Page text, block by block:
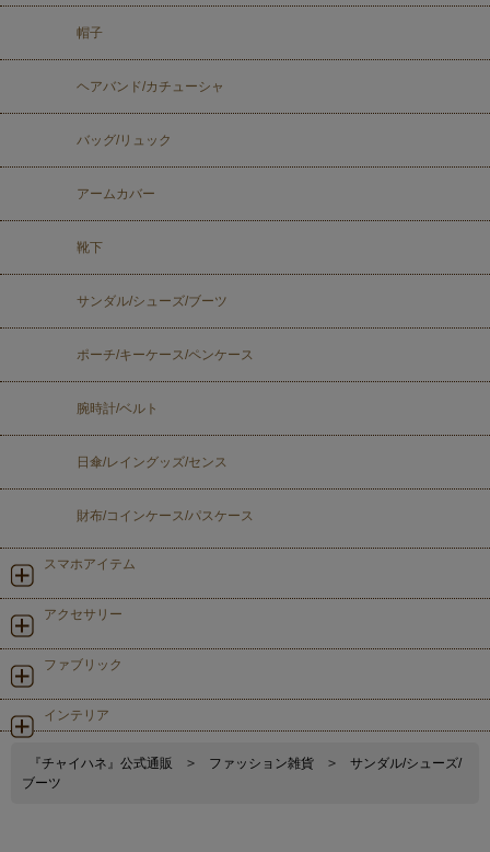
帽子
ヘアバンド/カチューシャ
バッグ/リュック
アームカバー
靴下
サンダル/シューズ/ブーツ
ポーチ/キーケース/ペンケース
腕時計/ベルト
日傘/レイングッズ/センス
財布/コインケース/パスケース
スマホアイテム
アクセサリー
ファブリック
インテリア
『チャイハネ』公式通販 > ファッション雑貨 >
サンダル/シューズ/
ブーツ